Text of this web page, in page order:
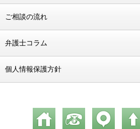
ご相談の流れ
弁護士コラム
個人情報保護方針